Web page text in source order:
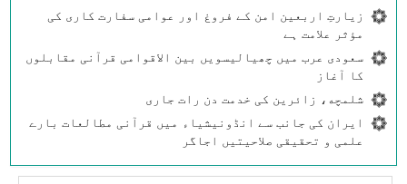
زیارتِ اربعین امن کے فروغ اور عوامی سفارت کاری کی
مؤثر علامت ہے
سعودی عرب میں چھیالیسویں بین الاقوامی قرآنی مقابلوں
کا آغاز
شلمچه، زائرین کی خدمت دن رات جاری
ایران کی جانب سے انڈونیشیاء میں قرآنی مطالعات بارے
علمی و تحقیقی صلاحیتیں اجاگر